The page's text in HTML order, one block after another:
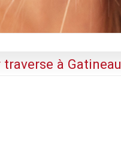
traverse à Gatineau